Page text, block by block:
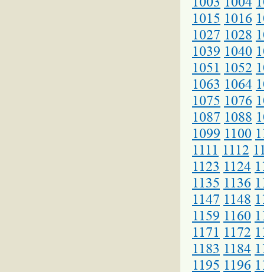
1015 1016
1027 1028
1039 1040
1051 1052
1063 1064
1075 1076
1087 1088
1099 1100
1111 1112
1123 1124
1135 1136
1147 1148
1159 1160
1171 1172
1183 1184
1195 1196